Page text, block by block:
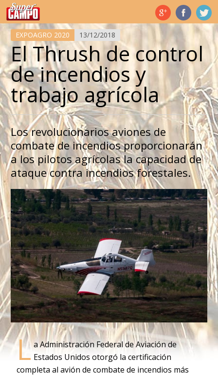
Temas de hoy
EXPOAGRO 2020 13/12/2018
El Thrush de control
de incendios y
trabajo agrícola
Los revolucionarios aviones de
combate de incendios proporcionarán
a los pilotos agrícolas la capacidad de
ataque contra incendios forestales.
L a Administración Federal de Aviación de
Estados Unidos otorgó la certificación
completa al avión de combate de incendios más